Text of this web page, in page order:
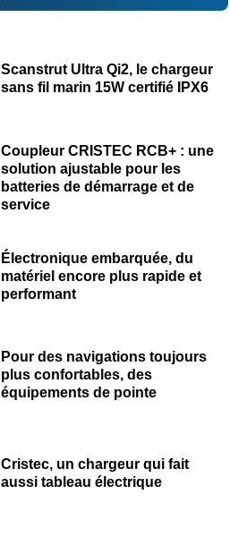
Scanstrut Ultra Qi2, le chargeur
sans fil marin 15W certifié IPX6
Coupleur CRISTEC RCB+ : une
solution ajustable pour les
batteries de démarrage et de
service
Électronique embarquée, du
matériel encore plus rapide et
performant
Pour des navigations toujours
plus confortables, des
équipements de pointe
Cristec, un chargeur qui fait
aussi tableau électrique